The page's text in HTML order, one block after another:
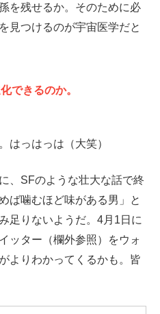
を残せるか。そのために必
見つけるのが宇宙医学だと
できるのか。
はっはっは（大笑）
、SFのような壮大な話で終
ば噛むほど味がある男」と
足りないようだ。4月1日に
ッター（欄外参照）をウォ
よりわかってくるかも。皆